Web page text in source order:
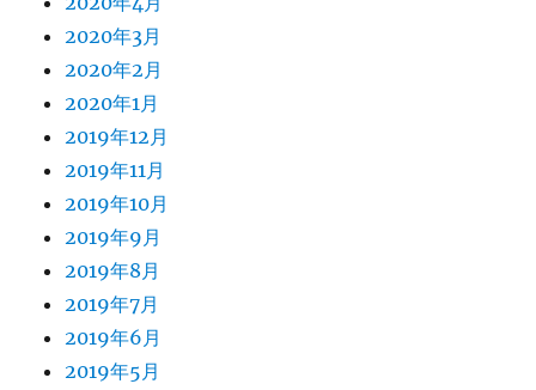
2020年3月
2020年2月
2020年1月
2019年12月
2019年11月
2019年10月
2019年9月
2019年8月
2019年7月
2019年6月
2019年5月